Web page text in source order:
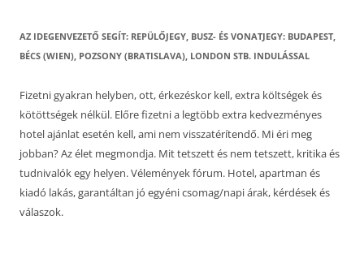
AZ IDEGENVEZETŐ SEGÍT: REPÜLŐJEGY, BUSZ- ÉS VONATJEGY: BUDAPEST,
BÉCS (WIEN), POZSONY (BRATISLAVA), LONDON STB. INDULÁSSAL
Fizetni gyakran helyben, ott, érkezéskor kell, extra költségek és
kötöttségek nélkül. Előre fizetni a legtöbb extra kedvezményes
hotel ajánlat esetén kell, ami nem visszatérítendő. Mi éri meg
jobban? Az élet megmondja. Mit tetszett és nem tetszett, kritika és
tudnivalók egy helyen. Vélemények fórum. Hotel, apartman és
kiadó lakás, garantáltan jó egyéni csomag/napi árak, kérdések és
válaszok.